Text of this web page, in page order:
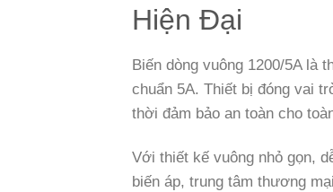
Hiện Đại
Biến dòng vuông 1200/5A là
chuẩn 5A. Thiết bị đóng vai
thời đảm bảo an toàn cho
Với thiết kế vuông nhỏ gọn,
biến áp, trung tâm thương